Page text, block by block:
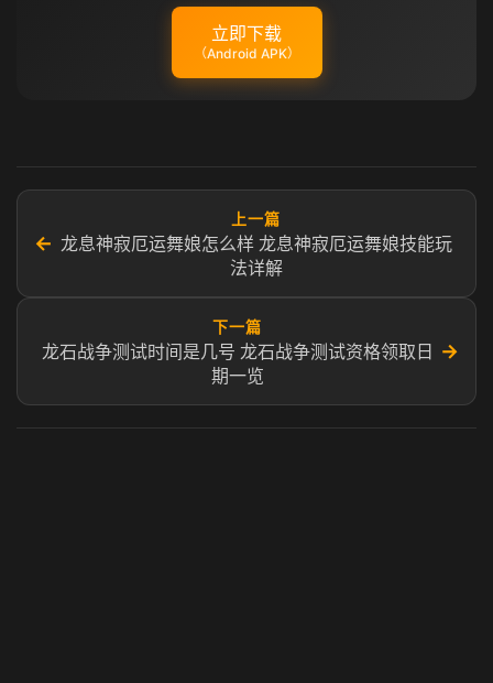
立即下载
（Android APK）
←
上一篇
龙息神寂厄运舞娘怎么样 龙息神寂厄运舞娘技能玩
法详解
下一篇
龙石战争测试时间是几号 龙石战争测试资格领取日
期一览
→